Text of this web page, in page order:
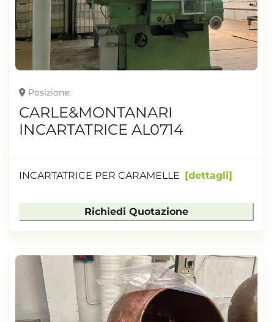
Posizione
CARLE&MONTANARI
INCARTATRICE AL0714
INCARTATRICE PER CARAMELLE dettagli
Richiedi Quotazione